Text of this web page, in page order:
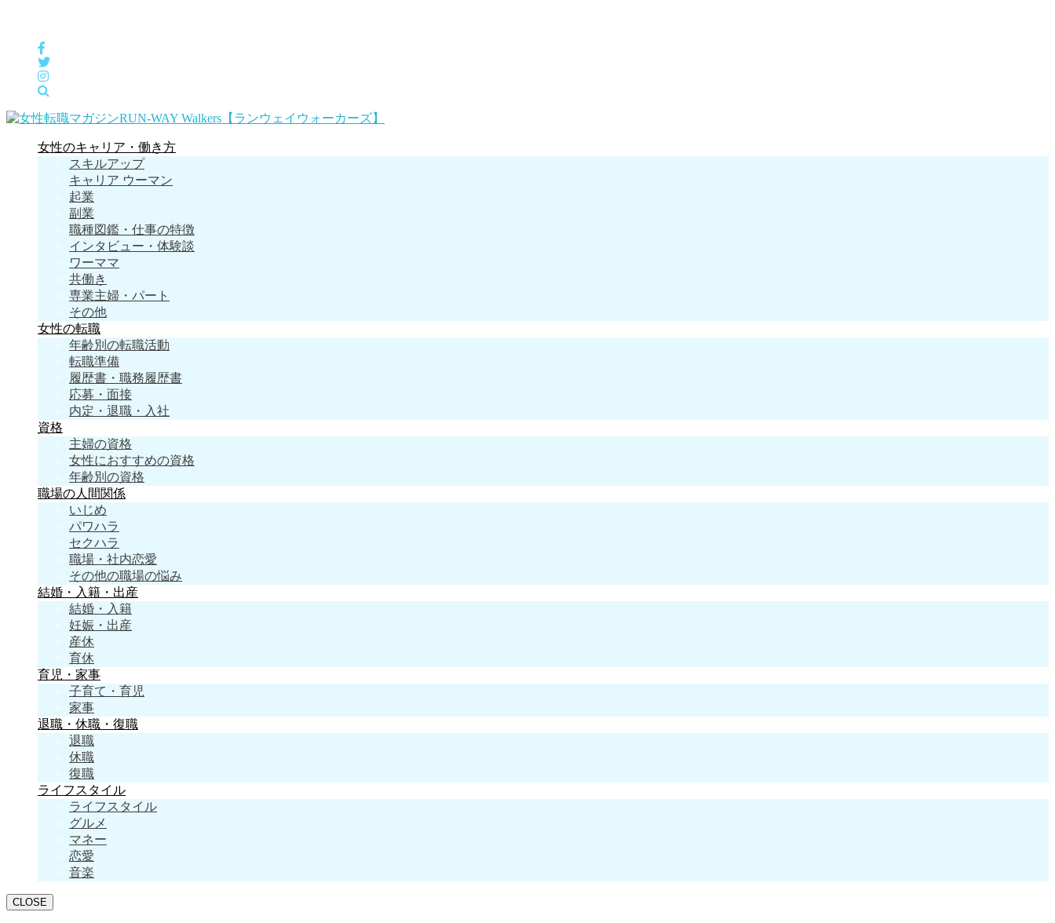
女性のキャリア・働き方
スキルアップ
キャリア ウーマン
起業
副業
職種図鑑・仕事の特徴
インタビュー・体験談
ワーママ
共働き
専業主婦・パート
その他
女性の転職
年齢別の転職活動
転職準備
履歴書・職務履歴書
応募・面接
内定・退職・入社
資格
主婦の資格
女性におすすめの資格
年齢別の資格
職場の人間関係
いじめ
パワハラ
セクハラ
職場・社内恋愛
その他の職場の悩み
結婚・入籍・出産
結婚・入籍
妊娠・出産
産休
育休
育児・家事
子育て・育児
家事
退職・休職・復職
退職
休職
復職
ライフスタイル
ライフスタイル
グルメ
マネー
恋愛
音楽
CLOSE